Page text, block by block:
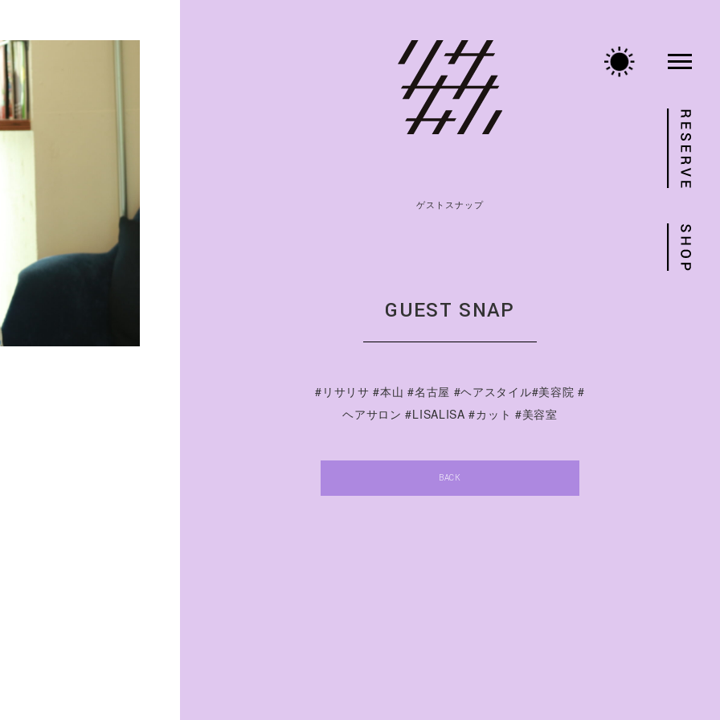
ゲストスナップ
GUEST SNAP
#リサリサ #本山 #名古屋 #ヘアスタイル#美容院 #
ヘアサロン #LISALISA #カット #美容室
BACK